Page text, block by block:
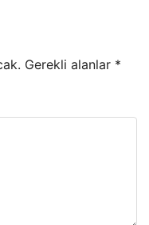
Gerekli alanlar *